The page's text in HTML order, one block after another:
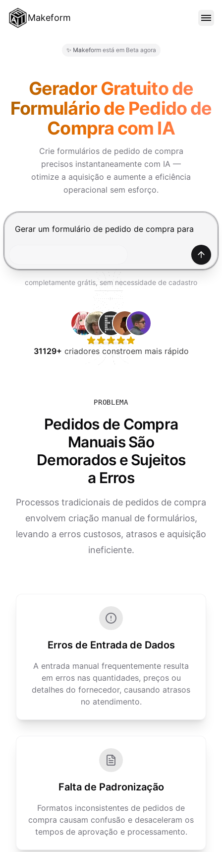
Makeform
BLOG
PREÇO
EXPERIMENTE GRÁTIS
✨ Makeform está em Beta agora
Gerador Gratuito de
Formulário de Pedido de
Compra com IA
Crie formulários de pedido de compra
precisos instantaneamente com IA —
otimize a aquisição e aumente a eficiência
operacional sem esforço.
Pressione Enter para enviar, Shift+Enter para
Gerar
completamente grátis, sem necessidade de cadastro
31129+ criadores constroem mais rápido
PROBLEMA
Pedidos de Compra
Manuais São
Demorados e Sujeitos
a Erros
Processos tradicionais de pedidos de compra
envolvem criação manual de formulários,
levando a erros custosos, atrasos e aquisição
ineficiente.
Erros de Entrada de Dados
A entrada manual frequentemente resulta
em erros nas quantidades, preços ou
detalhes do fornecedor, causando atrasos
no atendimento.
Falta de Padronização
Formatos inconsistentes de pedidos de
compra causam confusão e desaceleram os
tempos de aprovação e processamento.